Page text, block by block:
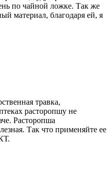
по чайной ложке. Так же
материал, благодаря ей, я
травка,
расторопшу не
Расторопша
Так что применяйте ее